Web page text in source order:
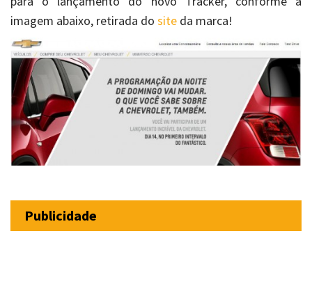
imagem abaixo, retirada do site da marca!
Publicidade